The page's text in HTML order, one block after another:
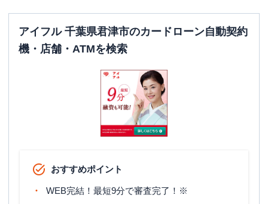
ATM営業時間
平日：-
土曜
-
日祝：-
✕
✕
千葉県君津市東坂田２－５－７ ５階
アイフル 千葉県君津市のカードローン自動契約
機・店舗・ATMを検索
おすすめポイント
WEB完結！最短9分で審査完了！※